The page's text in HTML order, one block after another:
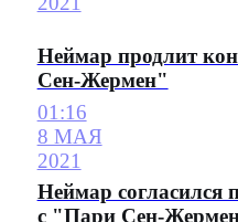
Неймар продлит
Сен-Жермен"
01:16
8 МАЯ
2021
Неймар согласился
с "Пари Сен-